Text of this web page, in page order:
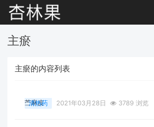
主瘀
主瘀的内容列表
苎麻皮
清热药 2021年03月28日 3789 浏览